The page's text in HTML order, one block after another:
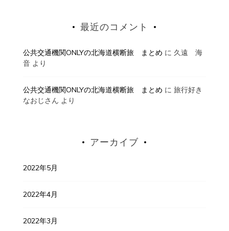
最近のコメント
公共交通機関ONLYの北海道横断旅 まとめ に 久遠 海
音より
公共交通機関ONLYの北海道横断旅 まとめ に 旅行好き
なおじさん より
アーカイブ
2022年5月
2022年4月
2022年3月